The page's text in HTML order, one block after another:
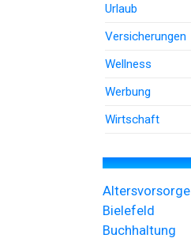
Urlaub
Versicherungen
Wellness
Werbung
Wirtschaft
Altersvorsorge
Bielefeld
Buchhaltung